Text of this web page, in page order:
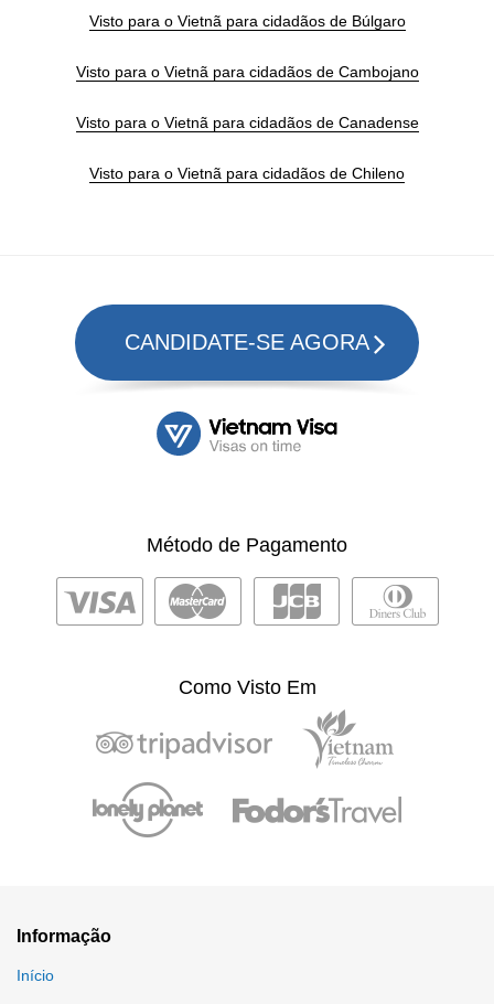
Visto para o Vietnã para cidadãos de Búlgaro
Visto para o Vietnã para cidadãos de Cambojano
Visto para o Vietnã para cidadãos de Canadense
Visto para o Vietnã para cidadãos de Chileno
CANDIDATE-SE AGORA
Método de Pagamento
Como Visto Em
Informação
Início